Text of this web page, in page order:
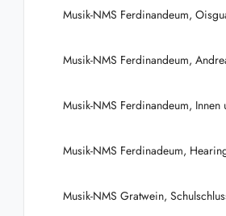
Musik-NMS Ferdinandeum,
Musik-NMS Ferdinandeum,
Musik-NMS Ferdinandeum, Innen
Musik-NMS Ferdinadeum,
Musik-NMS Gratwein,